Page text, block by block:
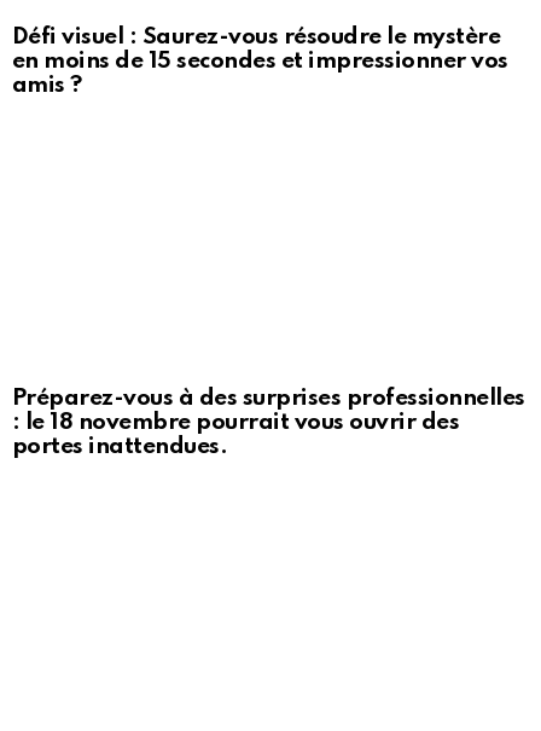
Défi visuel : Saurez-vous résoudre le mystère
en moins de 15 secondes et impressionner vos
amis ?
Préparez-vous à des surprises professionnelles
: le 18 novembre pourrait vous ouvrir des
portes inattendues.